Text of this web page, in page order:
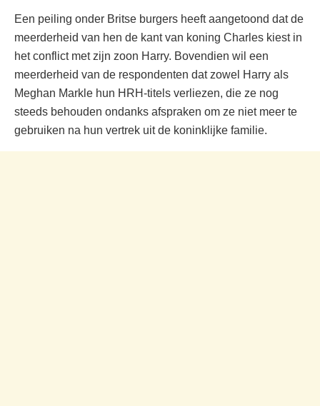
Een peiling onder Britse burgers heeft aangetoond dat de
meerderheid van hen de kant van koning Charles kiest in
het conflict met zijn zoon Harry. Bovendien wil een
meerderheid van de respondenten dat zowel Harry als
Meghan Markle hun HRH-titels verliezen, die ze nog
steeds behouden ondanks afspraken om ze niet meer te
gebruiken na hun vertrek uit de koninklijke familie.